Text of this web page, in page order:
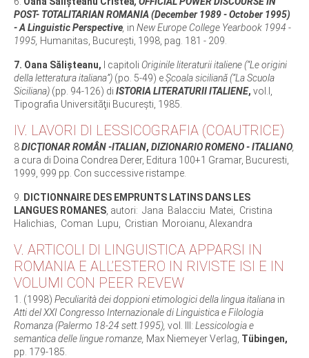
POST- TOTALITARIAN ROMANIA (December 1989 - October 1995)
- A Linguistic Perspective in New Europe College Yearbook 1994 -
1995, Humanitas, Bucureşti, 1998, pag. 181 - 209.
7. Oana Sălișteanu, I capitoli Originile literaturii italiene (“Le origini
della letteratura italiana”) (po. 5-49) eŞcoala siciliană (“La Scuola
Siciliana) (pp. 94-126) di ISTORIA LITERATURII ITALIENE, vol.I,
Tipografia Universităţii Bucureşti, 1985.
IV. LAVORI DI LESSICOGRAFIA (COAUTRICE)
8DICŢIONAR ROMÂN -ITALIAN, DIZIONARIO ROMENO - ITALIANO
a cura di Doina Condrea Derer, Editura 100+1 Gramar, Bucuresti,
1999, 999 pp. Con successive ristampe.
9.
DICTIONNAIRE DES EMPRUNTS LATINS DANS LES
LANGUES ROMANES , autori: Jana Balacciu Matei, Cristina
Halichias, Coman Lupu, Cristian Moroianu, Alexandra
V. ARTICOLI DI LINGUISTICA APPARSI IN
ROMANIA E ALL’ESTERO IN RIVISTE ISI E IN
VOLUMI CON PEER REVEW
1. (1998) Peculiarità dei doppioni etimologici della lingua italiana in
Atti del XXI Congresso Internazionale di Linguistica e Filologia
Romanza (Palermo 18-24 sett.1995), vol. III: Lessicologia e
semantica delle lingue romanze, Max Niemeyer Verlag, Tübingen,
pp. 179-185.